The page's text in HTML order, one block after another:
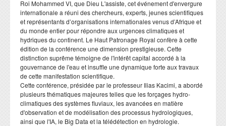
Département INFORMATIQUE
Département MATHEMATIQUES
Département PHYSIQUE
Roi Mohammed VI, que Dieu L'assiste, cet événement d'envergure
internationale a réuni des chercheurs, experts, jeunes scientifiques
et représentants d’organisations internationales venus d’Afrique et
du monde entier pour répondre aux urgences climatiques et
hydriques du continent. Le Haut Patronage Royal confère à cette
édition de la conférence une dimension prestigieuse. Cette
distinction suprême témoigne de l'intérêt capital accordé à la
gouvernance de l'eau et insuffle une dynamique forte aux travaux
de cette manifestation scientifique.
​Cette conférence, présidée par le professeur Ilias Kacimi, a abordé
plusieurs thématiques majeures telles que les forçages hydro-
climatiques des systèmes fluviaux, les avancées en matière
d'observation et de modélisation des processus hydrologiques,
ainsi que l'IA, le Big Data et la télédétection en hydrologie.